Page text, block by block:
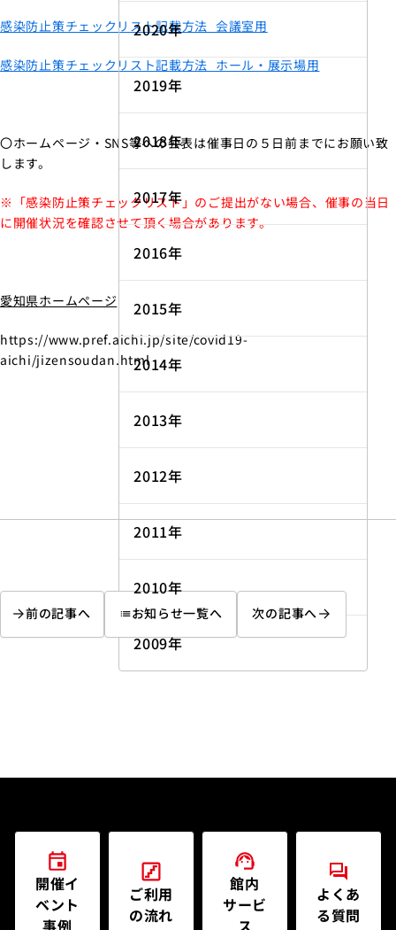
感染防止策チェックリスト記載方法_会議室用
感染防止策チェックリスト記載方法_ホール・展示場用
〇ホームページ・SNS等への公表は催事日の５日前までにお願い致
します。
※「感染防止策チェックリスト」のご提出がない場合、催事の当日
に開催状況を確認させて頂く場合があります。
愛知県ホームページ
https://www.pref.aichi.jp/site/covid19-
aichi/jizensoudan.html
前の記事へ listお知らせ一覧へ 次の記事へ
2020年
2019年
2018年
2017年
2016年
2015年
2014年
2013年
2012年
2011年
2010年
2009年
開催イ
ベント
事例
ご利用
の流れ
館内
サービ
ス
よくあ
る質問